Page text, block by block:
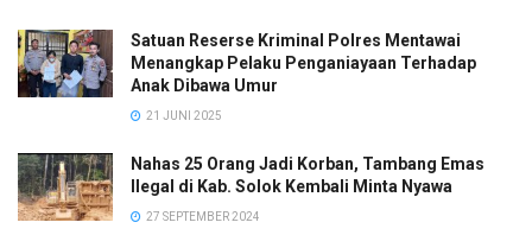
Satuan Reserse Kriminal Polres Mentawai
Menangkap Pelaku Penganiayaan Terhadap
Anak Dibawa Umur
21 JUNI 2025
Nahas 25 Orang Jadi Korban, Tambang Emas
Ilegal di Kab. Solok Kembali Minta Nyawa
27 SEPTEMBER 2024